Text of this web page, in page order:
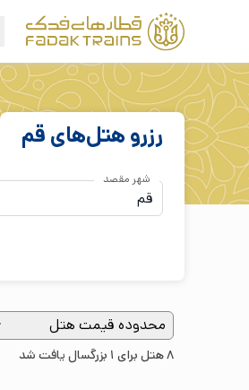
رزرو هتل‌های قم
شهر مقصد
محدوده قیمت هتل
8 هتل برای 1 بزرگسال یافت شد